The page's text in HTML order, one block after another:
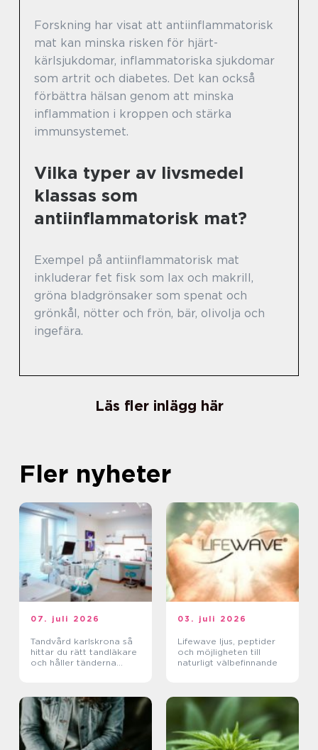
Forskning har visat att antiinflammatorisk
mat kan minska risken för hjärt-
kärlsjukdomar, inflammatoriska sjukdomar
som artrit och diabetes. Det kan också
förbättra hälsan genom att minska
inflammation i kroppen och stärka
immunsystemet.
Vilka typer av livsmedel
klassas som
antiinflammatorisk mat?
Exempel på antiinflammatorisk mat
inkluderar fet fisk som lax och makrill,
gröna bladgrönsaker som spenat och
grönkål, nötter och frön, bär, olivolja och
ingefära.
Läs fler inlägg här
Fler nyheter
07. juli 2026
Tandvård karlskrona så
hittar du rätt tandläkare
och håller tänderna
03. juli 2026
Lifewave ljus, peptider
och möjligheten till
naturligt välbefinnande